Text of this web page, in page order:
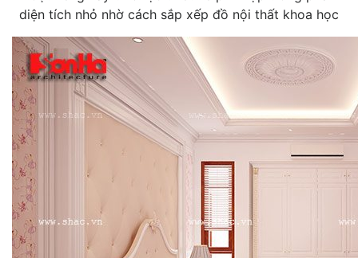
diện tích nhỏ nhờ cách sắp xếp đồ nội thất khoa học